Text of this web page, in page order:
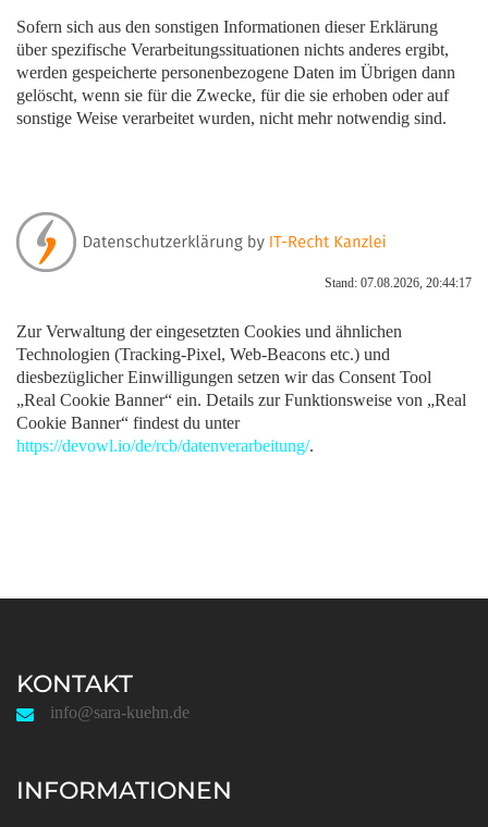
Sofern sich aus den sonstigen Informationen dieser Erklärung
über spezifische Verarbeitungssituationen nichts anderes ergibt,
werden gespeicherte personenbezogene Daten im Übrigen dann
gelöscht, wenn sie für die Zwecke, für die sie erhoben oder auf
sonstige Weise verarbeitet wurden, nicht mehr notwendig sind.
Stand: 07.08.2026, 20:44:17
Zur Verwaltung der eingesetzten Cookies und ähnlichen
Technologien (Tracking-Pixel, Web-Beacons etc.) und
diesbezüglicher Einwilligungen setzen wir das Consent Tool
„Real Cookie Banner“ ein. Details zur Funktionsweise von „Real
Cookie Banner“ findest du unter
https://devowl.io/de/rcb/datenverarbeitung/.
KONTAKT
info@sara-kuehn.de
INFORMATIONEN